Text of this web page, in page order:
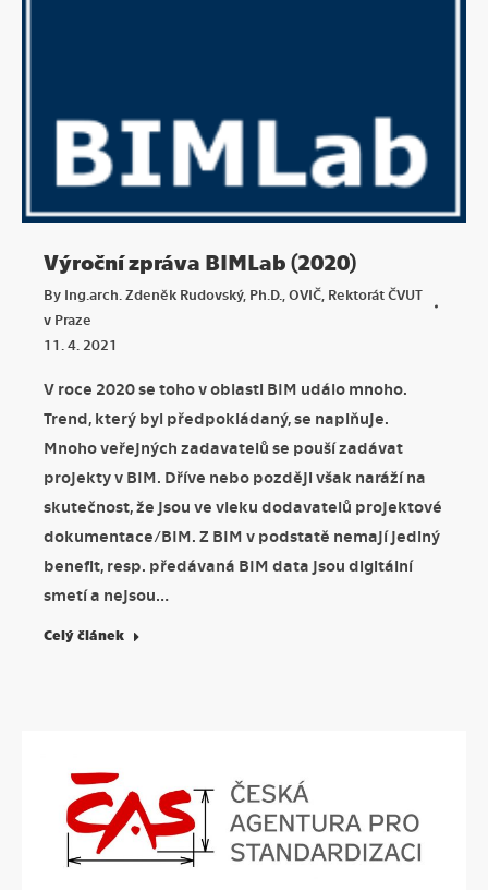
Výroční zpráva BIMLab (2020)
By Ing.arch. Zdeněk Rudovský, Ph.D., OVIČ, Rektorát ČVUT
v Praze
11. 4. 2021
V roce 2020 se toho v oblasti BIM událo mnoho.
Trend, který byl předpokládaný, se naplňuje.
Mnoho veřejných zadavatelů se pouší zadávat
projekty v BIM. Dříve nebo později však naráží na
skutečnost, že jsou ve vleku dodavatelů projektové
dokumentace/BIM. Z BIM v podstatě nemají jediný
benefit, resp. předávaná BIM data jsou digitální
smetí a nejsou…
Celý článek